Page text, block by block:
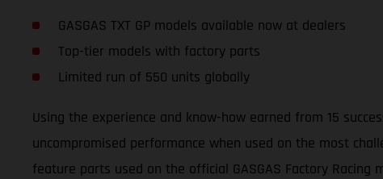
GASGAS TXT GP models available now at dealers
Top-tier models with factory parts
Limited run of 550 units globally
Using the experience and know-how earned from 15
uncompromised performance when used on the most
feature parts used on the official GASGAS Factory Racing